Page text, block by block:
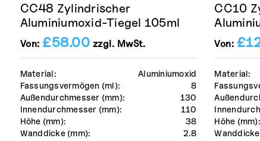
Material:
Aluminiumoxid
Fassungsvermögen (ml):
8
Außendurchmesser (mm):
130
Innendurchmesser (mm):
110
Höhe (mm):
38
Wanddicke (mm):
2.8
CC48 Zylindrischer
Aluminiumoxid-Tiegel 105ml
Von:£58.00 zzgl. MwSt.
Material:
Höhe (mm):
CC10
Von: £